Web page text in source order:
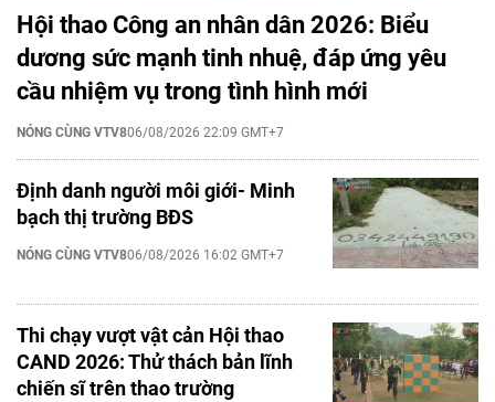
Hội thao Công an nhân dân 2026: Biểu
dương sức mạnh tinh nhuệ, đáp ứng yêu
cầu nhiệm vụ trong tình hình mới
NÓNG CÙNG VTV806/08/2026 22:09 GMT+7
Định danh người môi giới- Minh
bạch thị trường BĐS
NÓNG CÙNG VTV806/08/2026 16:02 GMT+7
Thi chạy vượt vật cản Hội thao
CAND 2026: Thử thách bản lĩnh
chiến sĩ trên thao trường